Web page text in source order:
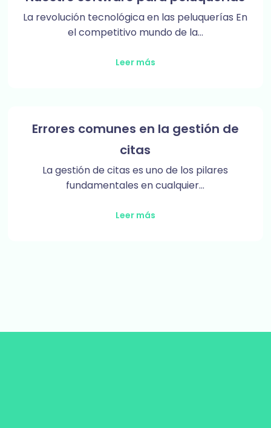
La revolución tecnológica en las peluquerías En
el competitivo mundo de la…
Leer más
Errores comunes en la gestión de
citas
La gestión de citas es uno de los pilares
fundamentales en cualquier…
Leer más